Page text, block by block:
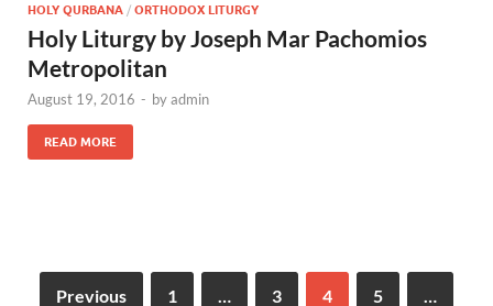
HOLY QURBANA / ORTHODOX LITURGY
Holy Liturgy by Joseph Mar Pachomios
Metropolitan
August 19, 2016 - byadmin
READ MORE
Previous 1 … 3 4 5 …